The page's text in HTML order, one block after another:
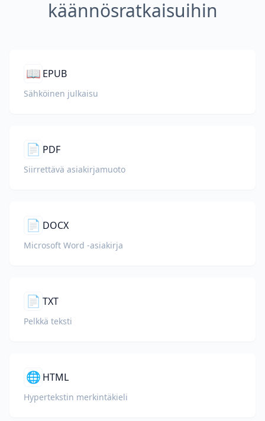
käännösratkaisuihin
📖 EPUB
Sähköinen julkaisu
📄 PDF
Siirrettävä asiakirjamuoto
📄 DOCX
Microsoft Word -asiakirja
📄 TXT
Pelkkä teksti
🌐 HTML
Hypertekstin merkintäkieli